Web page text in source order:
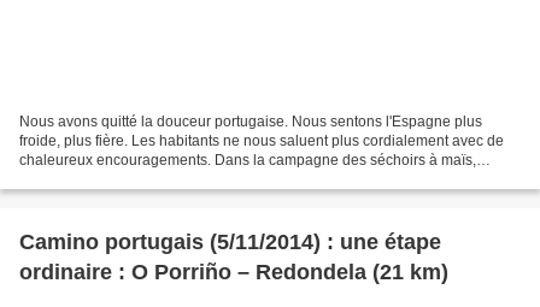
Nous avons quitté la douceur portugaise. Nous sentons l'Espagne plus
froide, plus fière. Les habitants ne nous saluent plus cordialement avec de
chaleureux encouragements. Dans la campagne des séchoirs à maïs,
Camino portugais (5/11/2014) : une étape
ordinaire : O Porriño – Redondela (21 km)